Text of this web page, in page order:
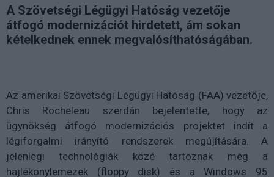
A Szövetségi Légügyi Hatóság vezetője
átfogó modernizációt hirdetett, ám sokan
kételkednek ennek megvalósíthatóságában.
Az amerikai Szövetségi Légügyi Hatóság (FAA) vezetője,
Chris Rocheleau szerdán bejelentette, hogy az
ügynökség átfogó modernizációs projektet indít a
légiforgalmi irányító rendszerek megújítására. A
jelenlegi technológiák közé tartoznak még a
hajlékonylemezek (floppy disk) és a Windows 95